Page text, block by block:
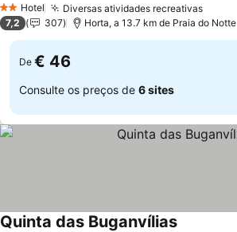
2 Estrelas
Hotel Diversas atividades recreativas
7,2 307 Horta, a 13.7 km de Praia do Notte
De € 46
Consulte os preços de 6 sites
Quinta das Buganvílias